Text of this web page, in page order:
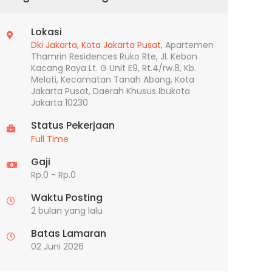
Lokasi
Dki Jakarta, Kota Jakarta Pusat, Apartemen
Thamrin Residences Ruko Rte, Jl. Kebon
Kacang Raya Lt. G Unit E9, Rt.4/rw.8, Kb.
Melati, Kecamatan Tanah Abang, Kota
Jakarta Pusat, Daerah Khusus Ibukota
Jakarta 10230
Status Pekerjaan
Full Time
Gaji
Rp.0 - Rp.0
Waktu Posting
2 bulan yang lalu
Batas Lamaran
02 Juni 2026